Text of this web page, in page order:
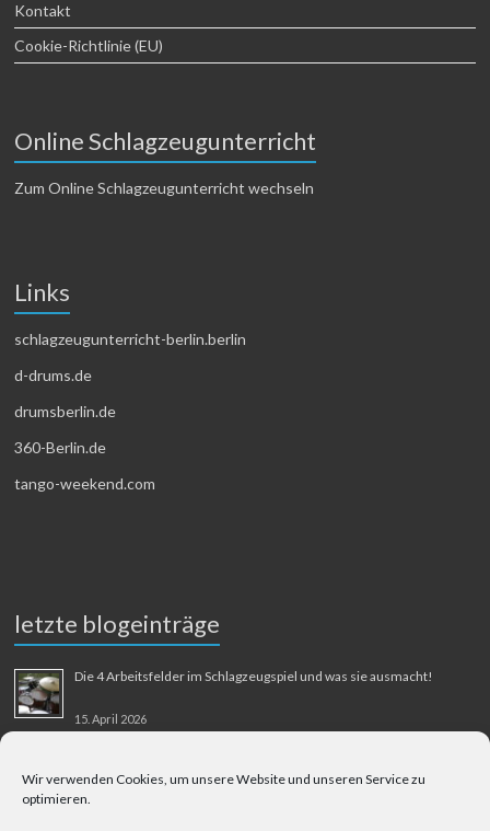
Wir verwenden Cookies, um unsere Website und unseren Service zu
optimieren.
Kontakt
Cookie-Richtlinie (EU)
Online Schlagzeugunterricht
Zum Online Schlagzeugunterricht wechseln
Links
schlagzeugunterricht-berlin.berlin
d-drums.de
drumsberlin.de
360-Berlin.de
tango-weekend.com
letzte blogeinträge
Die 4 Arbeitsfelder im Schlagzeugspiel und was sie ausmacht!
15. April 2026
31. August 2025